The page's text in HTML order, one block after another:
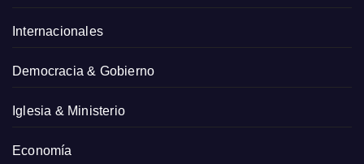
Internacionales
Democracia & Gobierno
Iglesia & Ministerio
Economía